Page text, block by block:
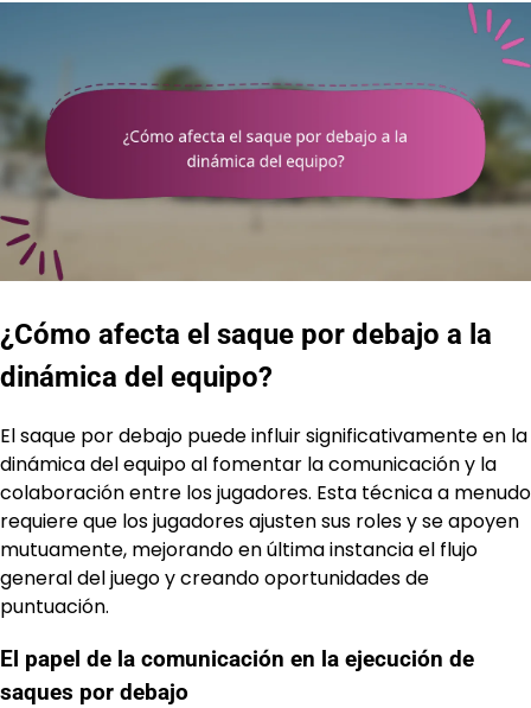
¿Cómo afecta el saque por debajo a la
dinámica del equipo?
El saque por debajo puede influir significativamente en la
dinámica del equipo al fomentar la comunicación y la
colaboración entre los jugadores. Esta técnica a menudo
requiere que los jugadores ajusten sus roles y se apoyen
mutuamente, mejorando en última instancia el flujo
general del juego y creando oportunidades de
puntuación.
El papel de la comunicación en la ejecución de
saques por debajo